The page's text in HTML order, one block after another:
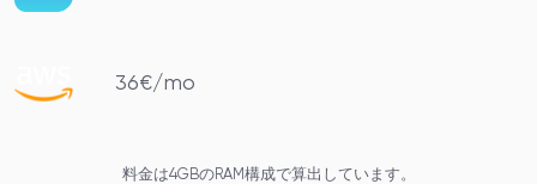
36€/mo
料金は4GBのRAM構成で算出しています。